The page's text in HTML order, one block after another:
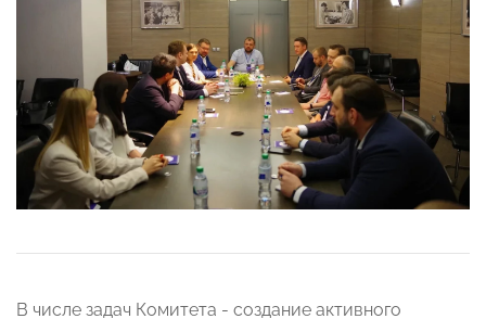
В числе задач Комитета - создание активного